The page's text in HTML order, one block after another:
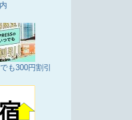
も300円割引